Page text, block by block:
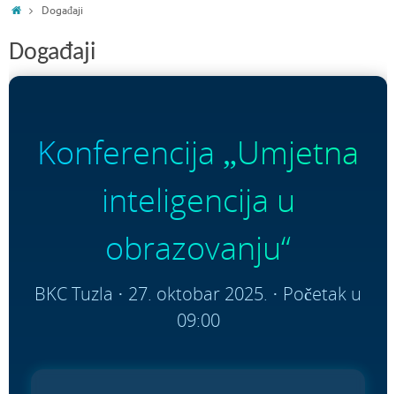
Događaji
Događaji
Konferencija „Umjetna
inteligencija u
obrazovanju“
BKC Tuzla · 27. oktobar 2025. · Početak u
09:00